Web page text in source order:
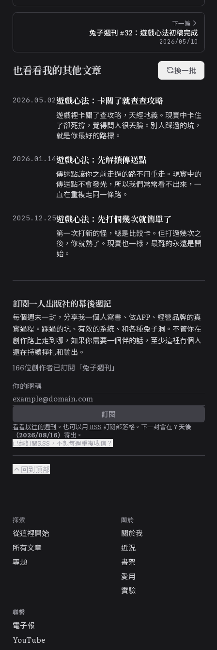
下一篇
兔子週刊 #32：遊戲心法初稿完成
2026/05/10
也看看我的其他文章 換一批
2026.05.02遊戲心法：卡關了就查查攻略
遊戲裡卡關了查攻略，天經地義。現實中卡住
了卻死撐，覺得問人很丟臉。別人踩過的坑，
就是你最好的路標。
2026.01.14遊戲心法：先解鎖傳送點
傳送點讓你之前走過的路不用重走。現實中的
傳送點不會發光，所以我們常常看不出來，一
直在重複走同一條路。
2025.12.25遊戲心法：先打個幾次就簡單了
第一次打新的怪，總是比較卡。但打過幾次之
後，你就熟了。現實也一樣，最難的永遠是開
始。
訂閱一人出版社的幕後週記
每個週末一封，分享我一個人寫書、做APP、經營品牌的真
實過程。踩過的坑、有效的系統、和各種兔子洞。不管你在
創作路上走到哪，如果你需要一個伴的話，至少這裡有個人
還在持續掙扎和輸出。
166位創作者已訂閱「兔子週刊」
看看以往的週刊 。 也可以用 RSS 訂閱部落格。 下一封會在 7天後
（2026/08/16） 寄出。
已經訂閱RSS，不想每週重複收信？
回到頂部
探索
從這裡開始
所有文章
專題
關於
關於我
近況
書架
愛用
實驗
聯繫
電子報
YouTube